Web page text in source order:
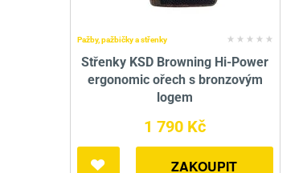
Pažby, pažbičky a střenky
Střenky KSD Browning Hi-Power
ergonomic ořech s bronzovým
logem
1 790 Kč
ZAKOUPIT